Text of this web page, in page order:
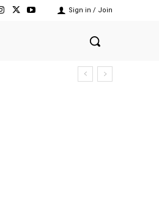
Sign in / Join